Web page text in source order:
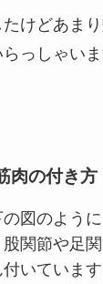
けどあま
っしゃいま
肉の付き方
図のよう
関節や足
いています